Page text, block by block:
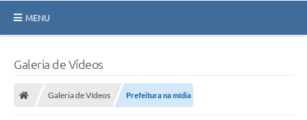
MENU
Galeria de Vídeos
Galeria de Vídeos Prefeitura na mídia